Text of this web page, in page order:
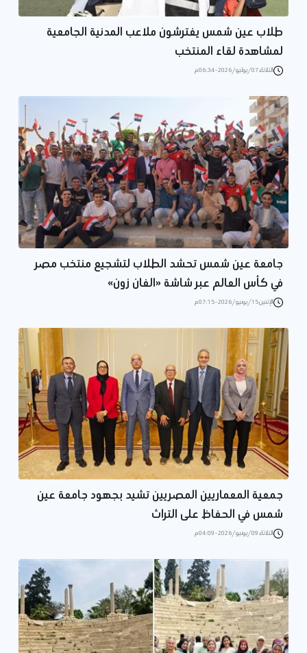
طلاب عين شمس يفترشون ملاعب المدنية الجامعية
لمشاهدة لقاء المنتخب
الثلاثاء 07/يوليو/2026 - 06:34 م
جامعة عين شمس تحشد الطلاب لتشجيع منتخب مصر
في كأس العالم عبر شاشة «الفان زون»
الإثنين 15/يونيو/2026 - 07:15 م
جمعية المعماريين المصريين تشيد بجهود جامعة عين
شمس في الحفاظ على التراث
الثلاثاء 09/يونيو/2026 - 04:09 م